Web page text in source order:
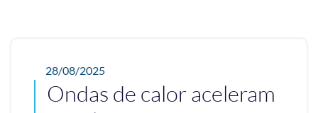
28/08/2025
Ondas de calor aceleram